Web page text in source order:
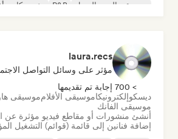
موسيقى البوب السول
R&B مغني وكاتب
laura.recs
مؤثر على وسائل التواصل
> 700 إجابة تم تقديمها
ديسكوإلكترونيكاموسيقى الأفلامموسيقى
موسيقى الفانك
أنشئ منشورات أو مقاطع فيديو مؤثرة عن
إضافة فنانين إلى قائمة (قوائم) التشغيل